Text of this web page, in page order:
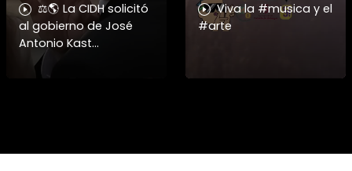
⚖️🌎 La CIDH solicitó
al gobierno de José
Antonio Kast
información detallada
sobre cambios
Viva la #musica y el
#arte